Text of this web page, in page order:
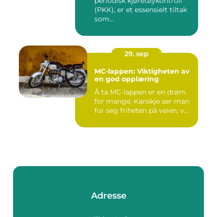
(PKK), er et essensielt tiltak
som...
29. sep
MC-lappen: Viktigheten av
en god opplæring
Å ta MC-lappen er en drøm
for mange. Kanskje ser man
for seg friheten på veien, v...
Adresse